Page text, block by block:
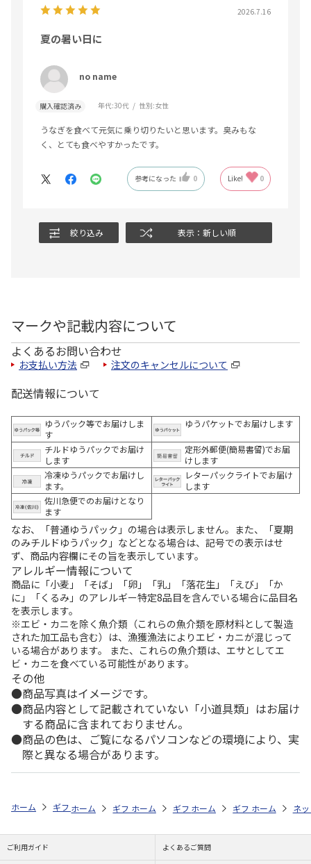
2026.7.16
夏の暑い日に
no name
購入確認済み 年代:30代 性別:女性
うなぎを食べて元気に乗り切りたいと思います。臭みもな
く、とても食べやすかったです。
参考になった 0 Like! 0
絞り込み 表示：新しい順
マークや記載内容について
よくあるお問い合わせ
お支払い方法 注文のキャンセルについて
配送情報について
ゆうパック等でお届けしま
す
ゆうパケットでお届けします
チルドゆうパックでお届け
します
定形外郵便(簡易書留)でお届
けします
冷凍ゆうパックでお届けし
ます。
レターパックライトでお届け
します
佐川急便でのお届けとなり
ます
なお、「普通ゆうパック」の場合は表示しません。また、「夏期
のみチルドゆうパック」などとなる場合は、記号での表示はせ
ず、商品内容欄にその旨を表示しています。
アレルギー情報について
商品に「小麦」「そば」「卵」「乳」「落花生」「えび」「か
に」「くるみ」のアレルギー特定8品目を含んでいる場合に品目名
を表示します。
※エビ・カニを除く魚介類（これらの魚介類を原材料として製造
された加工品も含む）は、漁獲漁法によりエビ・カニが混じって
いる場合があります。 また、これらの魚介類は、エサとしてエ
ビ・カニを食べている可能性があります。
その他
商品写真はイメージです。
商品内容として記載されていない「小道具類」はお届け
する商品に含まれておりません。
商品の色は、ご覧になるパソコンなどの環境により、実
際と異なる場合があります。
ホーム ギフトストア お中元・夏ギフト特集 2026 うなぎ・魚・海鮮
ホーム ギフトストア お中元・夏ギフト特集 2026
ホーム ギフトストア お中元・夏ギフト
ホーム ギフトストア お
ホーム ネ
ご利用ガイド よくあるご質問